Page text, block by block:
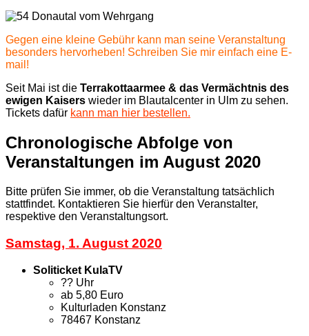
Gegen eine kleine Gebühr kann man seine Veranstaltung
besonders hervorheben! Schreiben Sie mir einfach eine E-
mail!
Seit Mai ist die Terrakottaarmee & das Vermächtnis des
ewigen Kaisers wieder im Blautalcenter in Ulm zu sehen.
Tickets dafür kann man hier bestellen.
Chronologische Abfolge von
Veranstaltungen im August 2020
Bitte prüfen Sie immer, ob die Veranstaltung tatsächlich
stattfindet. Kontaktieren Sie hierfür den Veranstalter,
respektive den Veranstaltungsort.
Samstag, 1. August 2020
Soliticket KulaTV
?? Uhr
ab 5,80 Euro
Kulturladen Konstanz
78467 Konstanz